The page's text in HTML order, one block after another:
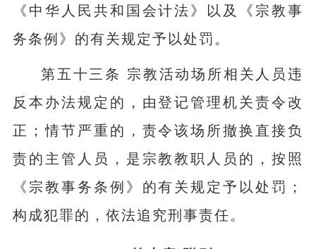
《中华人民共和国会计法》以及《宗教事
务条例》的有关规定予以处罚。
第五十三条 宗教活动场所相关人员违
反本办法规定的，由登记管理机关责令改
正；情节严重的，责令该场所撤换直接负
责的主管人员，是宗教教职人员的，按照
《宗教事务条例》的有关规定予以处罚；
构成犯罪的，依法追究刑事责任。